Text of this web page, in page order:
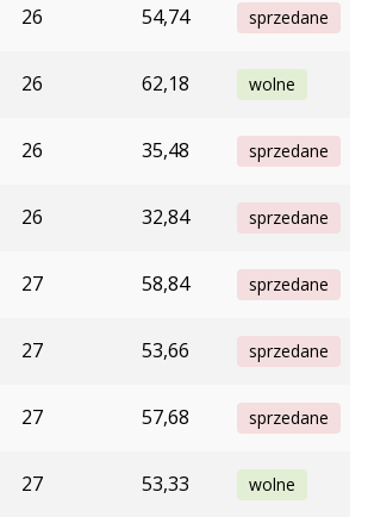
26 54,74 sprzedane
26 62,18 wolne
26 35,48 sprzedane
26 32,84 sprzedane
27 58,84 sprzedane
27 53,66 sprzedane
27 57,68 sprzedane
27 53,33 wolne